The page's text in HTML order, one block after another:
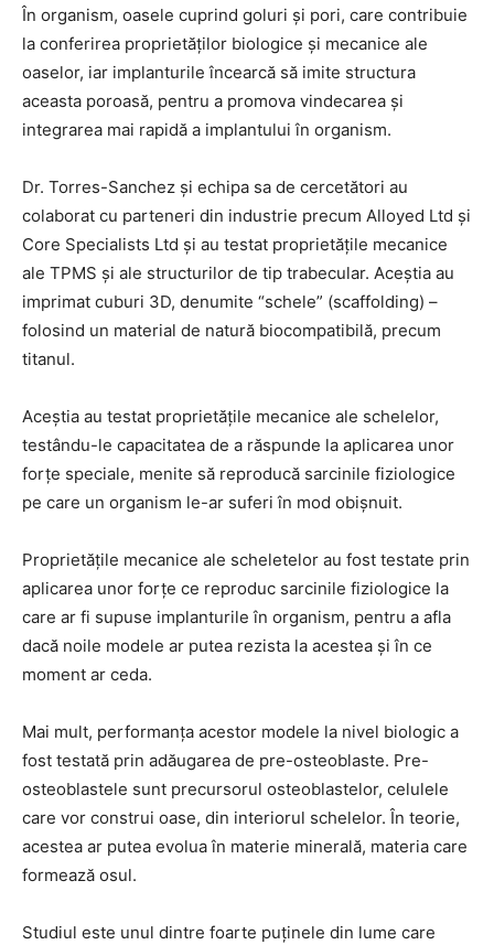
În organism, oasele cuprind goluri și pori, care contribuie
la conferirea proprietăților biologice și mecanice ale
oaselor, iar implanturile încearcă să imite structura
aceasta poroasă, pentru a promova vindecarea și
integrarea mai rapidă a implantului în organism.
Dr. Torres-Sanchez și echipa sa de cercetători au
colaborat cu parteneri din industrie precum Alloyed Ltd și
Core Specialists Ltd și au testat proprietățile mecanice
ale TPMS și ale structurilor de tip trabecular. Aceștia au
imprimat cuburi 3D, denumite “schele” (scaffolding) –
folosind un material de natură biocompatibilă, precum
titanul.
Aceștia au testat proprietățile mecanice ale schelelor,
testându-le capacitatea de a răspunde la aplicarea unor
forțe speciale, menite să reproducă sarcinile fiziologice
pe care un organism le-ar suferi în mod obișnuit.
Proprietățile mecanice ale scheletelor au fost testate prin
aplicarea unor forțe ce reproduc sarcinile fiziologice la
care ar fi supuse implanturile în organism, pentru a afla
dacă noile modele ar putea rezista la acestea și în ce
moment ar ceda.
Mai mult, performanța acestor modele la nivel biologic a
fost testată prin adăugarea de pre-osteoblaste. Pre-
osteoblastele sunt precursorul osteoblastelor, celulele
care vor construi oase, din interiorul schelelor. În teorie,
acestea ar putea evolua în materie minerală, materia care
formează osul.
Studiul este unul dintre foarte puținele din lume care